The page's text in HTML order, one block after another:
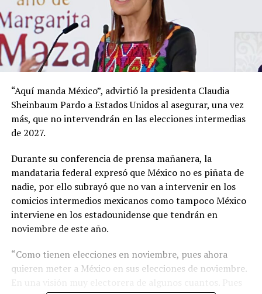
“Aquí manda México”, advirtió la presidenta Claudia
Sheinbaum Pardo a Estados Unidos al asegurar, una vez
más, que no intervendrán en las elecciones intermedias
de 2027.
Durante su conferencia de prensa mañanera, la
mandataria federal expresó que México no es piñata de
nadie, por ello subrayó que no van a intervenir en los
comicios intermedios mexicanos como tampoco México
interviene en los estadounidense que tendrán en
noviembre de este año.
“Como tienen elecciones en noviembre, pues ahora
quieren meter a México en sus elecciones de noviembre.